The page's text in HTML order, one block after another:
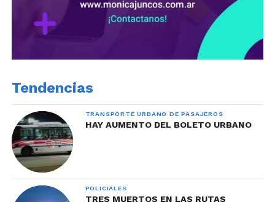
Tendencias
TRANSPORTE URBANO DE PASAJEROS
HAY AUMENTO DEL BOLETO URBANO
POLICIALES
TRES MUERTOS EN LAS RUTAS